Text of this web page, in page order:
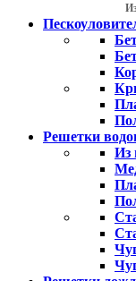
Решетки
Из